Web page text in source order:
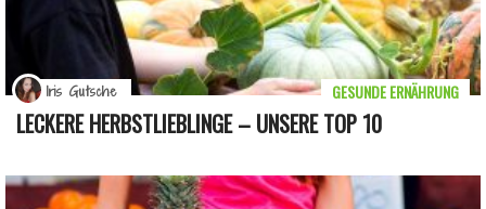
LECKERE HERBSTLIEBLINGE – UNSERE TOP 10
GESUNDE ERNÄHRUNG
Iris Gutsche